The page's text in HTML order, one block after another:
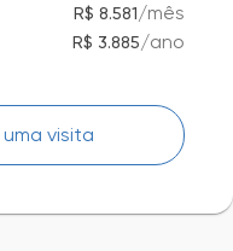
R$ 8.581/mês
R$ 3.885/ano
visita